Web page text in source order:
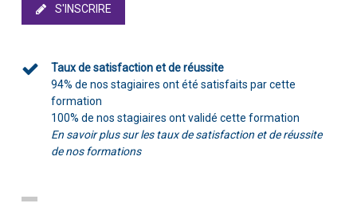
S'INSCRIRE
Taux de satisfaction et de réussite
94% de nos stagiaires ont été satisfaits par cette
formation
100% de nos stagiaires ont validé cette formation
En savoir plus sur les taux de satisfaction et de réussite
de nos formations